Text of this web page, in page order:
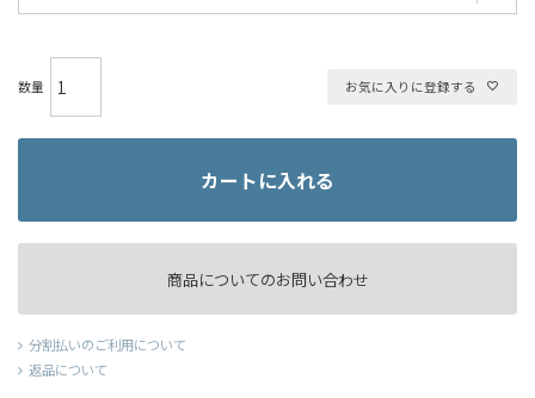
お気に入りに登録する
カートに入れる
商品についてのお問い合わせ
分割払いのご利用について
返品について